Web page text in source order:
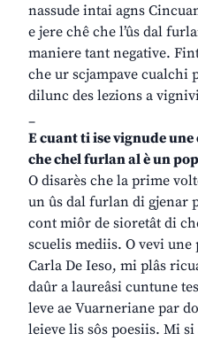
nassude intai agns
e jere chê che l’ûs dal
maniere tant negative.
che ur scjampave cualchi
dilunc des lezions a
_
E cuant ti ise vignude
che chel furlan al è un
O disarès che la prime
un ûs dal furlan di gjenar
cont miôr de sioretât di
scuelis mediis. O vevi
Carla De Ieso, mi plâs
daûr a laureâsi cuntune
leve ae Vuarneriane par
leieve lis sôs poesiis. Mi